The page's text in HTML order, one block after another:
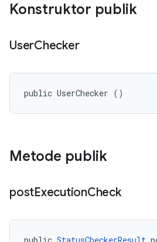
Konstruktor publik
UserChecker
public UserChecker ()
Metode publik
postExecutionCheck